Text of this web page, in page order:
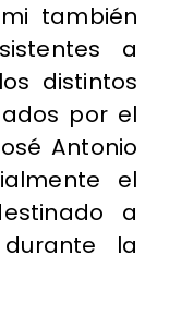
también
a
distintos
por el
Antonio
el
a
la